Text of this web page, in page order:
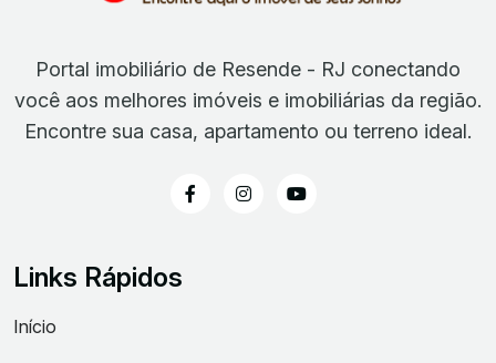
Portal imobiliário de Resende - RJ conectando
você aos melhores imóveis e imobiliárias da região.
Encontre sua casa, apartamento ou terreno ideal.
Links Rápidos
Início